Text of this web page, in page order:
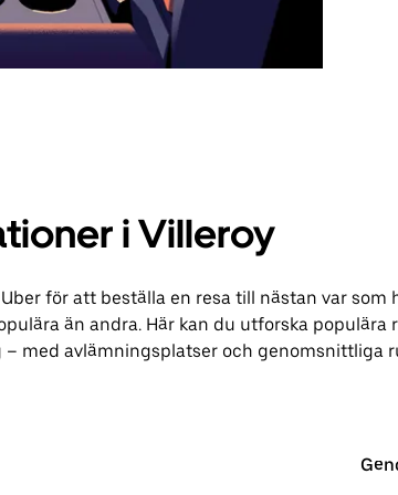
i Villeroy
för att beställa en resa till nästan var som
än andra. Här kan du utforska populära
– med avlämningsplatser och genomsnittliga